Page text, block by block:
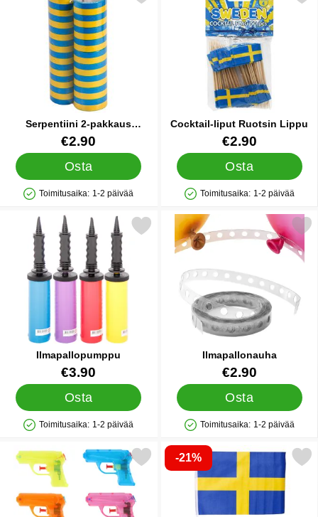
Serpentiini 2-pakkaus
Sininen/Keltainen
Tuote.nro 10941
€2.90
Osta
Saatavuus: Varastossa
Toimitusaika: 1-2 päivää
Cocktail-liput Ruotsin Lippu
Tuote.nro 10871
€2.90
Osta
Saatavuus: Varastossa
Toimitusaika: 1-2 päivää
Ilmapallopumppu
Tuote.nro 9838€3.90
Osta
Saatavuus: Varastossa
Toimitusaika: 1-2 päivää
Merkitse ilmapallopumppu suosikiksi
Ilmapallonauha
Tuote.nro 21211
€2.90
Osta
Saatavuus: Varastossa
Toimitusaika: 1-2 päivää
Merkitse
Merkitse vesipyssy Neon 11 cm suosikiksi
-21%Merkitse ruotsin